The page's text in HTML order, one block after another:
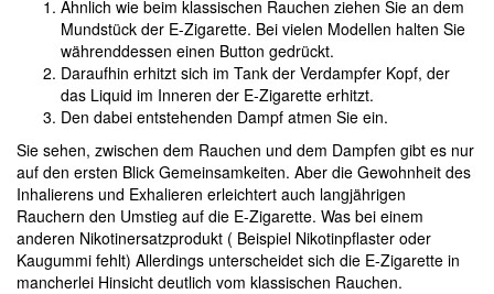
Ähnlich wie beim klassischen Rauchen ziehen Sie an dem
Mundstück der E-Zigarette. Bei vielen Modellen halten Sie
währenddessen einen Button gedrückt.
Daraufhin erhitzt sich im Tank der Verdampfer Kopf, der
das Liquid im Inneren der E-Zigarette erhitzt.
Den dabei entstehenden Dampf atmen Sie ein.
Sie sehen, zwischen dem Rauchen und dem Dampfen gibt es nur
auf den ersten Blick Gemeinsamkeiten. Aber die Gewohnheit des
Inhalierens und Exhalieren erleichtert auch langjährigen
Rauchern den Umstieg auf die E-Zigarette. Was bei einem
anderen Nikotinersatzprodukt ( Beispiel Nikotinpflaster oder
Kaugummi fehlt) Allerdings unterscheidet sich die E-Zigarette in
mancherlei Hinsicht deutlich vom klassischen Rauchen.